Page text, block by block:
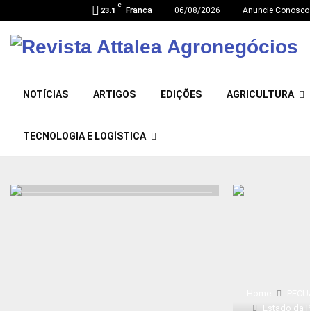
23.1
C
Franca 06/08/2026 Anuncie Conosco
NOTÍCIAS ARTIGOS EDIÇÕES AGRICULTURA
TECNOLOGIA E LOGÍSTICA
Estado da